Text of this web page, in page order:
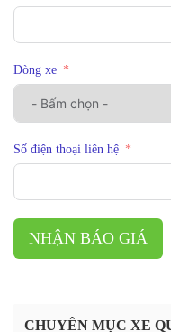
Dòng xe
Số điện thoại liên hệ
NHẬN BÁO GIÁ
CHUYÊN MỤC XE